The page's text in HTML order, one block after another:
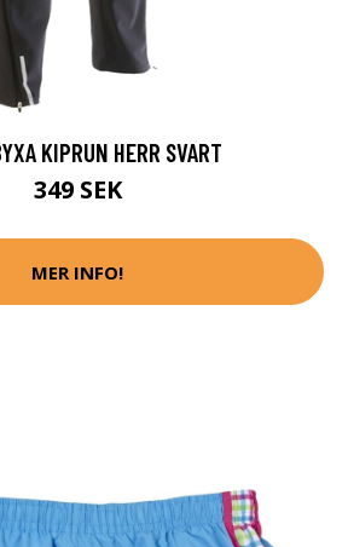
KIPRUN HERR SVART
349 SEK
MER INFO!